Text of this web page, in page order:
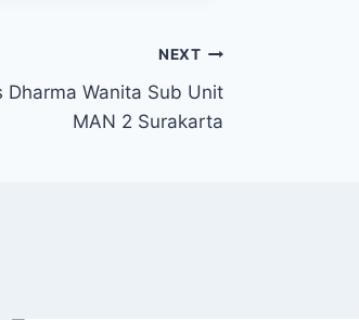
NEXT
Dharma Wanita Sub Unit
MAN 2 Surakarta